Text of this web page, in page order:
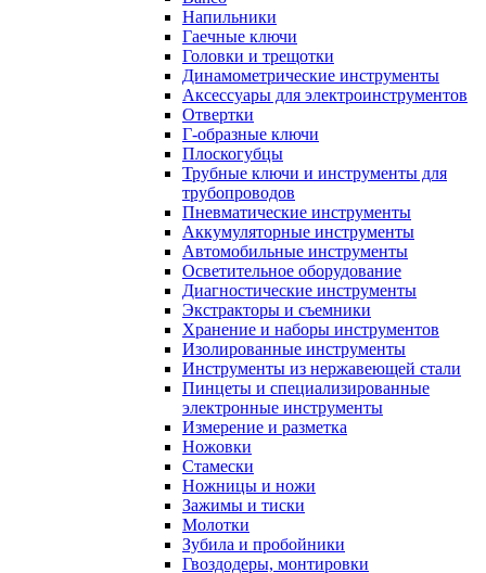
Напильники
Гаечные ключи
Головки и трещотки
Динамометрические инструменты
Аксессуары для электроинструментов
Отвертки
Г-образные ключи
Плоскогубцы
Трубные ключи и инструменты для
трубопроводов
Пневматические инструменты
Аккумуляторные инструменты
Автомобильные инструменты
Осветительное оборудование
Диагностические инструменты
Экстракторы и съемники
Хранение и наборы инструментов
Изолированные инструменты
Инструменты из нержавеющей стали
Пинцеты и специализированные
электронные инструменты
Измерение и разметка
Ножовки
Стамески
Ножницы и ножи
Зажимы и тиски
Молотки
Зубила и пробойники
Гвоздодеры, монтировки